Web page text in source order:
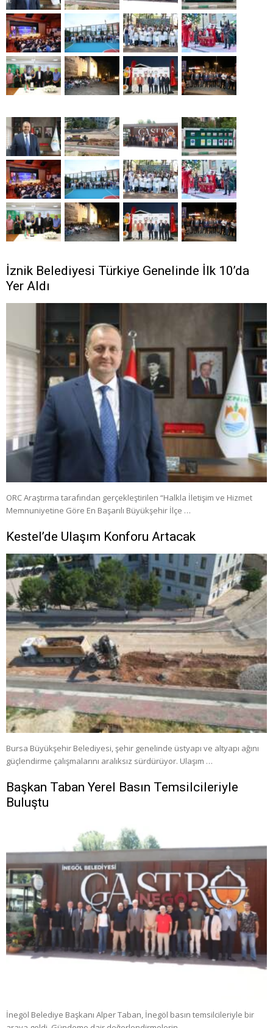
İznik Belediyesi Türkiye Genelinde İlk 10’da
Yer Aldı
ORC Araştırma tarafından gerçekleştirilen “Halkla İletişim ve Hizmet
Memnuniyetine Göre En Başarılı Büyükşehir İlçe …
Kestel’de Ulaşım Konforu Artacak
Bursa Büyükşehir Belediyesi, şehir genelinde üstyapı ve altyapı ağını
güçlendirme çalışmalarını aralıksız sürdürüyor. Ulaşım …
Başkan Taban Yerel Basın Temsilcileriyle
Buluştu
İnegöl Belediye Başkanı Alper Taban, İnegöl basın temsilcileriyle bir